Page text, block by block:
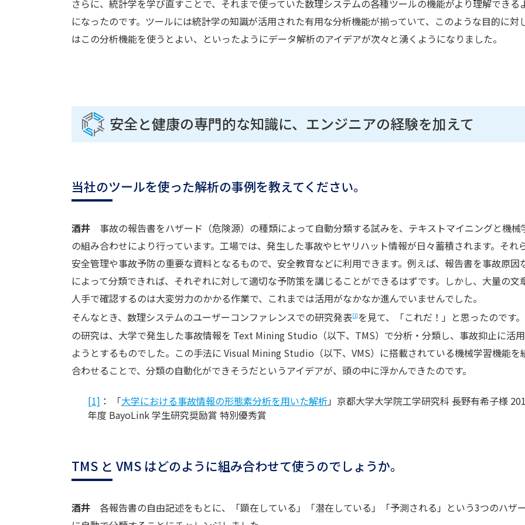
さらに、統計学を学び直すことで、それまで使っていた数理システムの各種ツールの機能がより理解できる
になったのです。ツールには統計学の知識が活用された有用な分析機能が揃っていて、このような目的に対
はこの分析機能を使うとよい、といったようにデータ解析のアイデアが次々と湧くようになりました。
安全と健康の専門的な知識に、エンジニアの経験を加えて
当社のツールを使った解析の事例を教えてください。
酒井 事故の報告書をハザード（危険源）の種類によって自動分類する試みを、テキストマイニングと機械
の組み合わせにより行っています。工場では、発生した事故やヒヤリハット情報が日々蓄積されます。それ
安全管理や事故予防の重要な資料となるもので、安全教育などに利用できます。例えば、報告書を事故原因
によって分類できれば、それぞれに対して適切な予防策を講じることができるはずです。しかし、大量の文
人手で確認するのは大変労力のかかる作業で、これまでは活用がなかなか進んでいませんでした。
そんなとき、数理システムのユーザーコンファレンスでの研究発表[1] を見て、「これだ！」と思ったのです
の研究は、大学で発生した事故情報を Text Mining Studio（以下、TMS）で分析・分類し、事故抑止に活
ようとするものでした。この手法に Visual Mining Studio（以下、VMS）に搭載されている機械学習機能を
合わせることで、分類の自動化ができそうだというアイデアが、頭の中に浮かんできたのです。
[1] ： 「大学における事故情報の形態素分析を用いた解析」京都大学大学院工学研究科 長野有希子様
年度 BayoLink 学生研究奨励賞 特別優秀賞
TMS と VMS はどのように組み合わせて使うのでしょうか。
酒井 各報告書の自由記述をもとに、「顕在している」「潜在している」「予測される」という3つのハザ